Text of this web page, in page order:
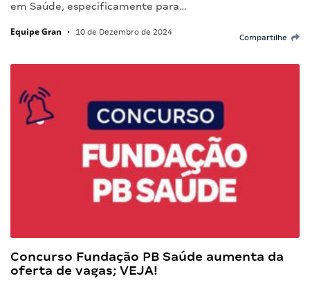
em Saúde, especificamente para…
Equipe Gran • 10 de Dezembro de 2024
Compartilhe
Concurso Fundação PB Saúde aumenta da
oferta de vagas; VEJA!